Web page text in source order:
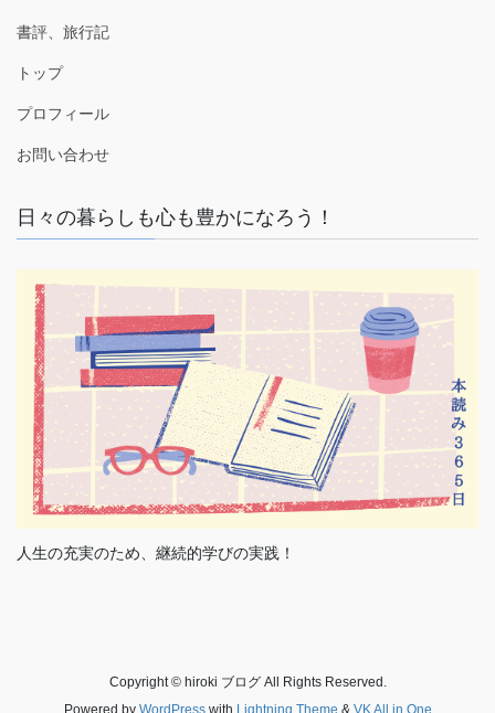
書評、旅行記
トップ
プロフィール
お問い合わせ
日々の暮らしも心も豊かになろう！
人生の充実のため、継続的学びの実践！
Copyright © hiroki ブログ All Rights Reserved.
Powered by WordPresswith Lightning Theme & VK All in One